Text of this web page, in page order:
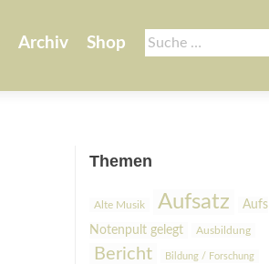
Suche
nach:
Archiv Shop
Themen
Alte Musik Aufsatz
Aufs
Notenpult gelegt
Ausbildung
Bericht Bildung / Forschung